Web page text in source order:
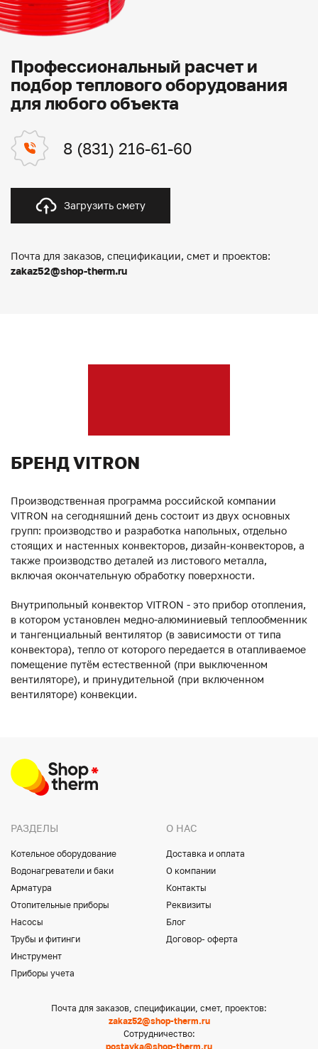
Профессиональный расчет и
подбор теплового оборудования
для любого объекта
8 (831) 216-61-60
Загрузить смету
Почта для заказов, спецификации, смет и проектов:
zakaz52@shop-therm.ru
БРЕНД VITRON
Производственная программа российской компании
VITRON на сегодняшний день состоит из двух основных
групп: производство и разработка напольных, отдельно
стоящих и настенных конвекторов, дизайн-конвекторов, а
также производство деталей из листового металла,
включая окончательную обработку поверхности.
Внутрипольный конвектор VITRON - это прибор отопления,
в котором установлен медно-алюминиевый теплообменник
и тангенциальный вентилятор (в зависимости от типа
конвектора), тепло от которого передается в отапливаемое
помещение путём естественной (при выключенном
вентиляторе), и принудительной (при включенном
вентиляторе) конвекции.
РАЗДЕЛЫ
Котельное оборудование
Водонагреватели и баки
Арматура
Отопительные приборы
Насосы
Трубы и фитинги
Инструмент
Приборы учета
О НАС
Доставка и оплата
О компании
Контакты
Реквизиты
Блог
Договор- оферта
Почта для заказов, спецификации, смет, проектов:
zakaz52@shop-therm.ru
Сотрудничество:
postavka@shop-therm.ru